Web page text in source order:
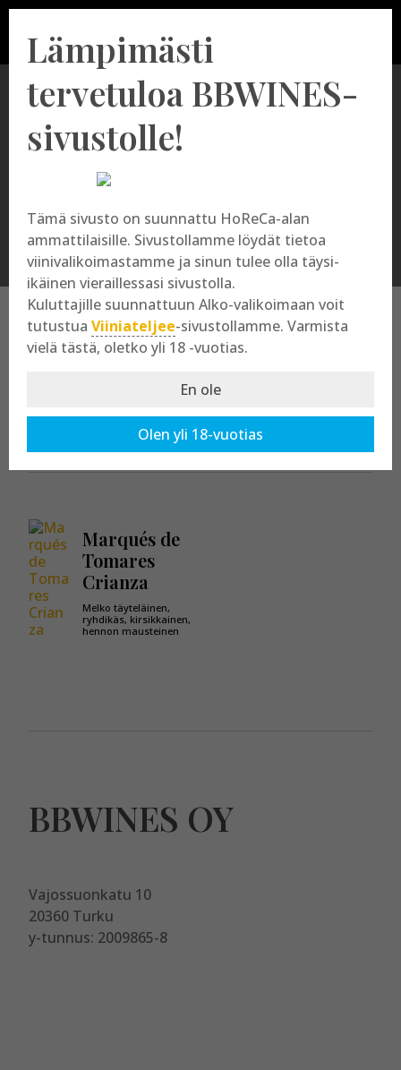
Marqués de Tomares
Marqués de Tomares
Kaikki tuotteet osastossa:Marqués de Tomares
Marqués de
Tomares
Crianza
Melko täyteläinen,
ryhdikäs, kirsikkainen,
hennon mausteinen
BBWINES OY
Vajossuonkatu 10
20360 Turku
y-tunnus: 2009865-8
Lämpimästi
tervetuloa BBWINES-
sivustolle!
Tämä sivusto on suunnattu HoReCa-alan
ammattilaisille. Sivustollamme löydät tietoa
viinivalikoimastamme ja sinun tulee olla täysi-
ikäinen vieraillessasi sivustolla.
Kuluttajille suunnattuun Alko-valikoimaan voit
tutustua Viiniateljee-sivustollamme. Varmista
vielä tästä, oletko yli 18 -vuotias.
En ole
Olen yli 18-vuotias